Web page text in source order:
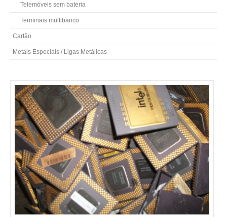
Telemóveis sem bateria
Terminais multibanco
Cartão
Metais Especiais / Ligas Metálicas